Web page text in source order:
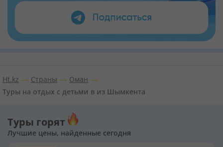
Ht.kz Страны
Оман
Туры на отдых с детьми в из Шымкента
Туры горят
Лучшие цены, найденные сегодня